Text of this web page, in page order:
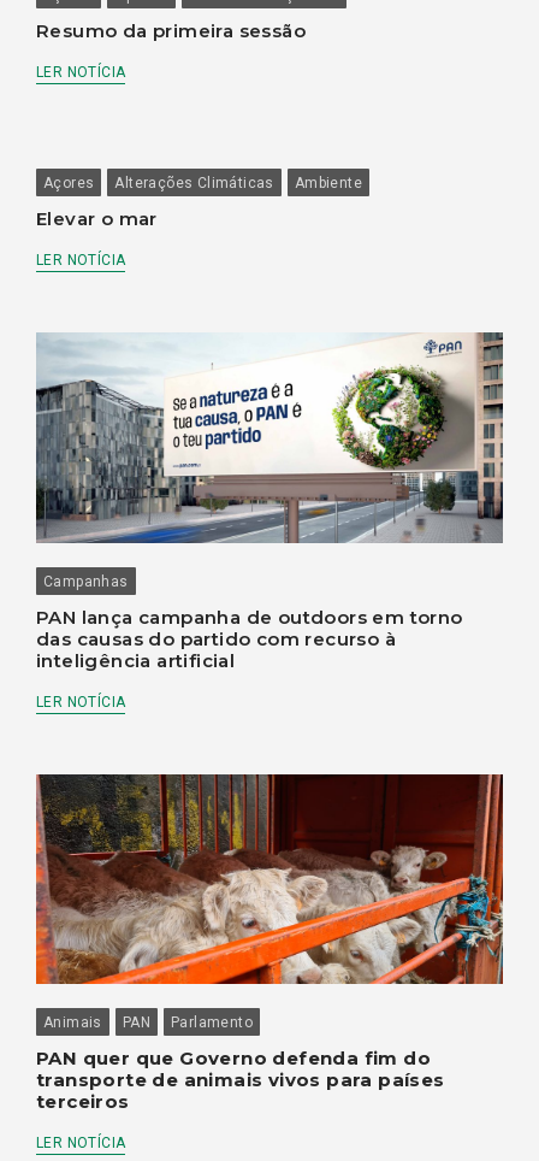
Resumo da primeira sessão
LER NOTÍCIA
Açores Alterações Climáticas Ambiente
Elevar o mar
LER NOTÍCIA
Campanhas
PAN lança campanha de outdoors em torno
das causas do partido com recurso à
inteligência artificial
LER NOTÍCIA
Animais PAN Parlamento
PAN quer que Governo defenda fim do
transporte de animais vivos para países
terceiros
LER NOTÍCIA